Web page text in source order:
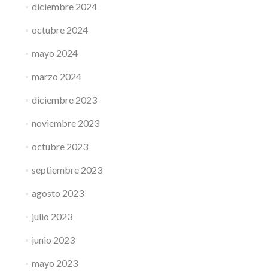
diciembre 2024
octubre 2024
mayo 2024
marzo 2024
diciembre 2023
noviembre 2023
octubre 2023
septiembre 2023
agosto 2023
julio 2023
junio 2023
mayo 2023